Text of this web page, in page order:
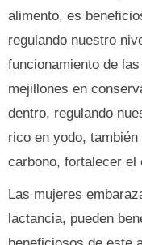
alimento, es
regulando nuestro
funcionamiento de
mejillones en
dentro, regulando
rico en yodo,
carbono, fortalecer el
Las mujeres
lactancia, pueden